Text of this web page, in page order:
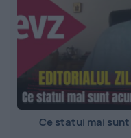
Ce statui mai